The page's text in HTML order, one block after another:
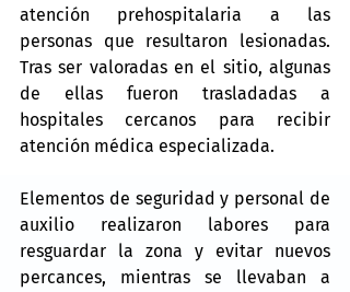
atención prehospitalaria a las
personas que resultaron lesionadas.
Tras ser valoradas en el sitio, algunas
de ellas fueron trasladadas a
hospitales cercanos para recibir
atención médica especializada.
Elementos de seguridad y personal de
auxilio realizaron labores para
resguardar la zona y evitar nuevos
percances, mientras se llevaban a